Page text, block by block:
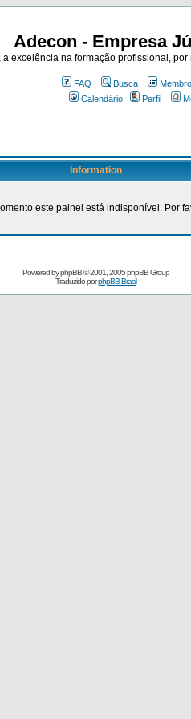
Adecon - Empresa
excelência na formação profissional,
FAQ Busca
Calendário
Perfil
Information
este painel está indisponível. Por
Powered byphpBB© 2001, 2005 phpBB Group
Traduzido porphpBB Brasil